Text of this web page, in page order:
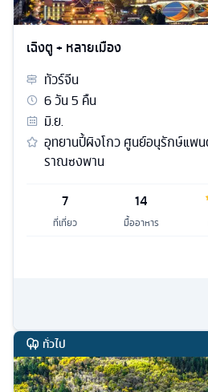
เฉิงตู + หลายเมือง
ทัวร์จีน
6วัน5 คืน
มิ.ย.
อุทยานปี้ผิงโกว ศูนย์อนุรักษ์แพน
ราณซงพาน
7
ที่เที่ยว
14
มื้ออาหาร
ทั่วไป